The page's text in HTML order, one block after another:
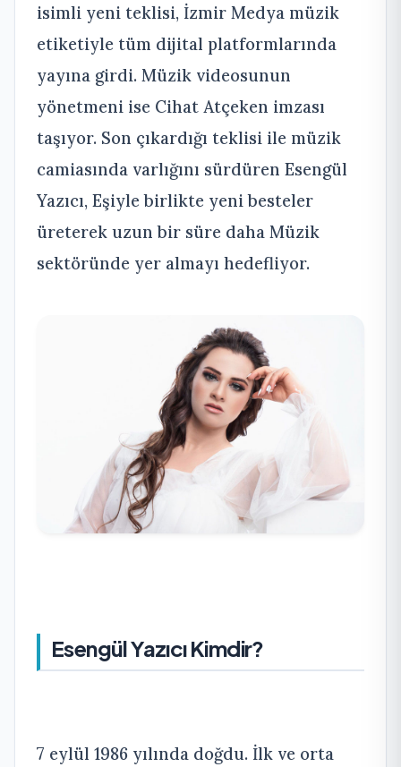
isimli yeni teklisi, İzmir Medya müzik
etiketiyle tüm dijital platformlarında
yayına girdi. Müzik videosunun
yönetmeni ise Cihat Atçeken imzası
taşıyor. Son çıkardığı teklisi ile müzik
camiasında varlığını sürdüren Esengül
Yazıcı, Eşiyle birlikte yeni besteler
üreterek uzun bir süre daha Müzik
sektöründe yer almayı hedefliyor.
Esengül Yazıcı Kimdir?
7 eylül 1986 yılında doğdu. İlk ve orta